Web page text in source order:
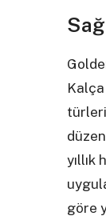
göre